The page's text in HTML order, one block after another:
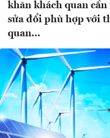
khăn khách quan
sửa đổi phù hợp với
quan…